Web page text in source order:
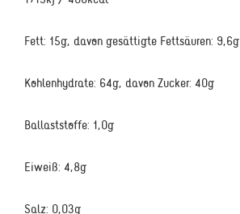
Fett: 15g, davon gesättigte Fettsäuren: 9,6g
Kohlenhydrate: 64g, davon Zucker: 40g
Ballaststoffe: 1,0g
Eiweiß: 4,8g
Salz: 0,03g